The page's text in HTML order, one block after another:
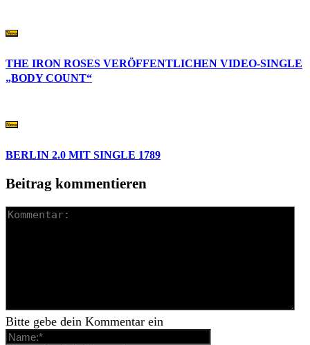
News
THE IRON ROSES VERÖFFENTLICHEN VIDEO-SINGLE
„BODY COUNT“
News
BERLIN 2.0 MIT SINGLE 1789
Beitrag kommentieren
Bitte gebe dein Kommentar ein